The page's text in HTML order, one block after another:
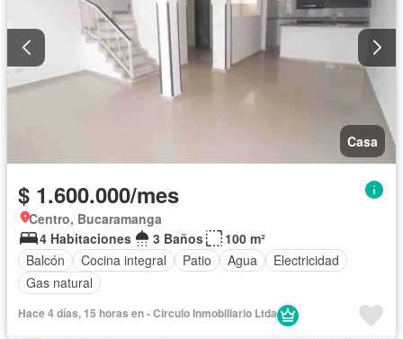
Casa
$ 1.600.000/mes
Centro, Bucaramanga
4 Habitaciones
3 Baños
100 m²
Balcón
Cocina integral Patio Agua
Electricidad
Gas natural
Hace 4 días, 15 horas en - Circulo Inmobiliario Ltda